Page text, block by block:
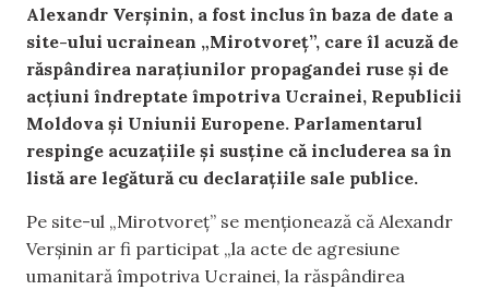
Alexandr Verșinin, a fost inclus în baza de date a
site-ului ucrainean „Mirotvoreț”, care îl acuză de
răspândirea narațiunilor propagandei ruse și de
acțiuni îndreptate împotriva Ucrainei, Republicii
Moldova și Uniunii Europene. Parlamentarul
respinge acuzațiile și susține că includerea sa în
listă are legătură cu declarațiile sale publice.
Pe site-ul „Mirotvoreț” se menționează că Alexandr
Verșinin ar fi participat „la acte de agresiune
umanitară împotriva Ucrainei, la răspândirea